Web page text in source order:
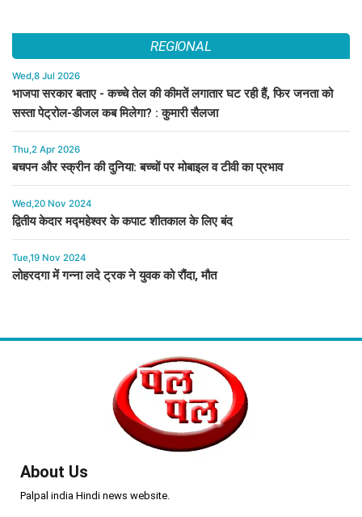
REGIONAL
Wed,8 Jul 2026
भाजपा सरकार बताए - कच्चे तेल की कीमतें लगातार घट रही हैं, फिर जनता को
सस्ता पेट्रोल-डीजल कब मिलेगा? : कुमारी सैलजा
Thu,2 Apr 2026
बचपन और स्क्रीन की दुनिया: बच्चों पर मोबाइल व टीवी का प्रभाव
Wed,20 Nov 2024
द्वितीय केदार मद्महेश्वर के कपाट शीतकाल के लिए बंद
Tue,19 Nov 2024
लोहरदगा में गन्ना लदे ट्रक ने युवक को रौंदा, मौत
About Us
Palpal india Hindi news website.